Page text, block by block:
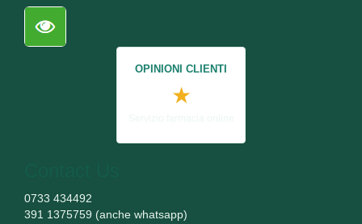
OPINIONI CLIENTI
★
0733 434492
391 1375759 (anche whatsapp)